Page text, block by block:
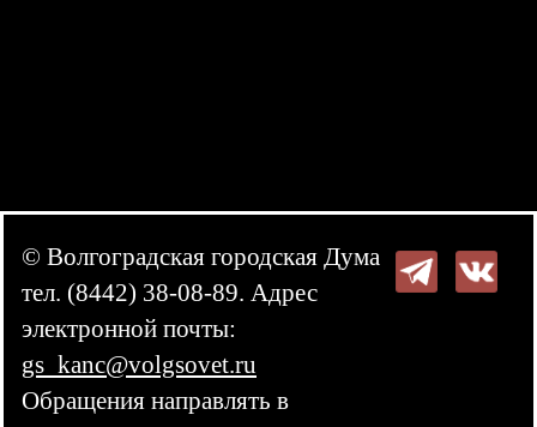
© Волгоградская городская Дума
тел. (8442) 38-08-89. Адрес
электронной почты:
gs_kanc@volgsovet.ru
Обращения направлять в